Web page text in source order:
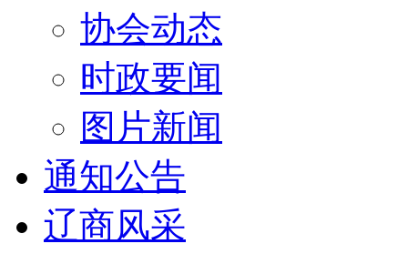
协会动态
时政要闻
图片新闻
通知公告
辽商风采